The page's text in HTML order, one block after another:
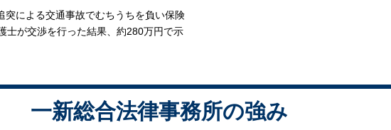
による交通事故でむちうちを負い保険
士が交渉を行った結果、約280万円で示
一新総合法律事務所の強み